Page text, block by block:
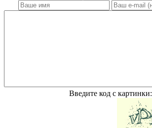
Введите код с картинки: